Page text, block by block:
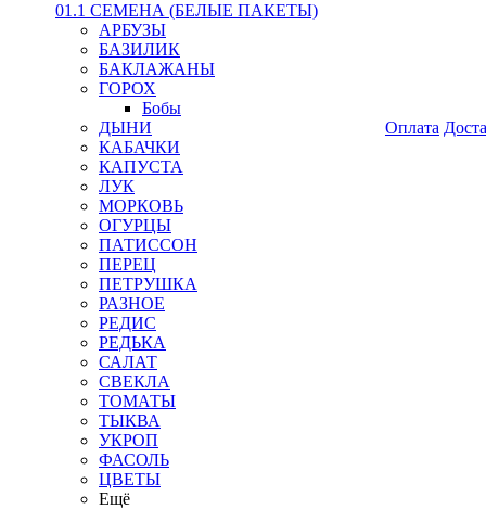
01.1 СЕМЕНА (БЕЛЫЕ ПАКЕТЫ)
АРБУЗЫ
БАЗИЛИК
БАКЛАЖАНЫ
ГОРОХ
Бобы
ДЫНИ
КАБАЧКИ
КАПУСТА
ЛУК
МОРКОВЬ
ОГУРЦЫ
ПАТИССОН
ПЕРЕЦ
ПЕТРУШКА
РАЗНОЕ
РЕДИС
РЕДЬКА
САЛАТ
СВЕКЛА
ТОМАТЫ
ТЫКВА
УКРОП
ФАСОЛЬ
ЦВЕТЫ
Ещё
Оплата